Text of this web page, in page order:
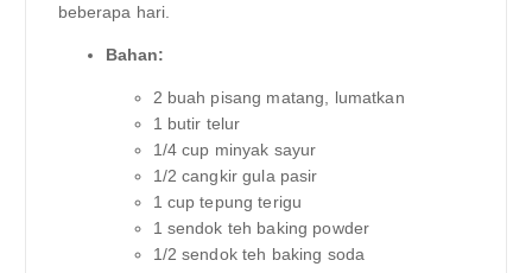
beberapa hari.
Bahan:
2 buah pisang matang, lumatkan
1 butir telur
1/4 cup minyak sayur
1/2 cangkir gula pasir
1 cup tepung terigu
1 sendok teh baking powder
1/2 sendok teh baking soda